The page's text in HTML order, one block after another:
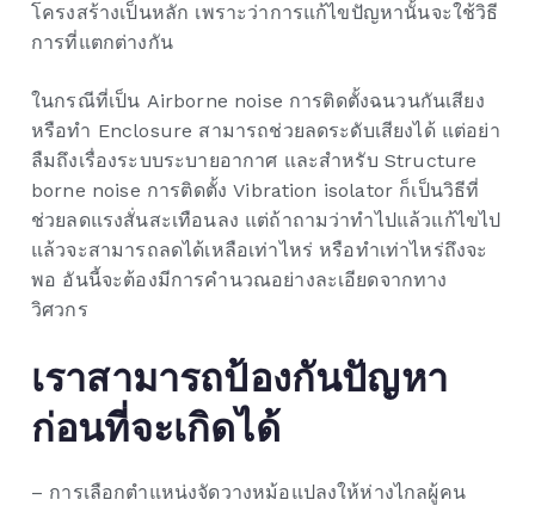
โครงสร้างเป็นหลัก เพราะว่าการแก้ไขปัญหานั้นจะใช้วิธี
การที่แตกต่างกัน
ในกรณีที่เป็น Airborne noise การติดตั้งฉนวนกันเสียง
หรือทำ Enclosure สามารถช่วยลดระดับเสียงได้ แต่อย่า
ลืมถึงเรื่องระบบระบายอากาศ และสำหรับ Structure
borne noise การติดตั้ง Vibration isolator ก็เป็นวิธีที่
ช่วยลดแรงสั่นสะเทือนลง แต่ถ้าถามว่าทำไปแล้วแก้ไขไป
แล้วจะสามารถลดได้เหลือเท่าไหร่ หรือทำเท่าไหร่ถึงจะ
พอ อันนี้จะต้องมีการคำนวณอย่างละเอียดจากทาง
วิศวกร
เราสามารถป้องกันปัญหา
ก่อนที่จะเกิดได้
– การเลือกตำแหน่งจัดวางหม้อแปลงให้ห่างไกลผู้คน